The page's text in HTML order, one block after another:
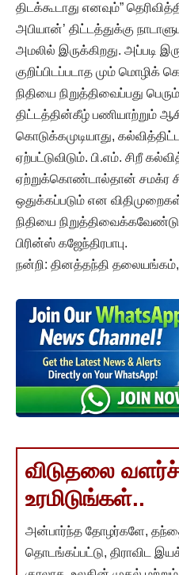
திடக்கூடாது எனவும்”
அபியான்’ திட்டத்துக்கு
அமலில் இருக்கிறது. அப்படி
குறிப்பிடப்படாத மும்
நிதியை நிறுத்திவைப்பது
திட்டத்தின்கீழ் பணியாற்றும்
கொடுக்கமுடியாது,
ஏற்பட்டுவிடும். பி.எம். சிறீ
ஏற்றுக்கொண்டால்தான் சமக்ர
ஒதுக்கப்படும் என
நிதியை
பிரின்ஸ் கஜேந்திரபாபு.
நன்றி: தினத்தந்தி தலையங்கம்,
விடுதலை
உரமிடுங்கள்..
அன்பார்ந்த தோழர்களே,
தொடங்கப்பட்டு, திராவிட